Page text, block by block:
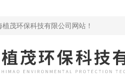
茂环保科技有限公司网站！